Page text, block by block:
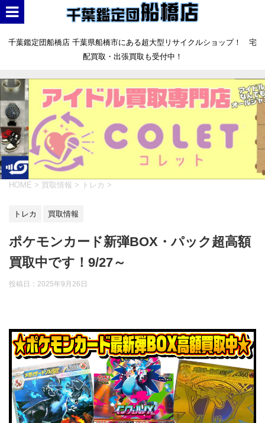
千葉鑑定団船橋店 千葉県船橋市にある超大型リサイクルショップ！ 宅
配買取・出張買取も受付中！
HOME > 買取情報 > トレカ >
トレカ 買取情報
ポケモンカード新弾BOX・パック超高額
買取中です！9/27～
投稿日： 2025年9月26日